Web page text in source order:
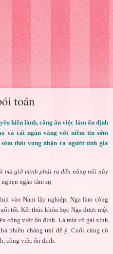
toán
hiền lành, công ăn việc làm ổn định
cả cái ngàn vàng với niềm tin sớm
thất vọng nhận ra người tình gia
mà giờ mình phải ra đến nông nỗi này
ngào tâm sự.
vào Nam lập nghiệp, Nga làm công
tối. Kết thúc khóa học Nga được một
công việc ổn định. Là một cô gái xinh
nhiều chàng trai để ý. Cuối cùng cô
công việc ổn định.